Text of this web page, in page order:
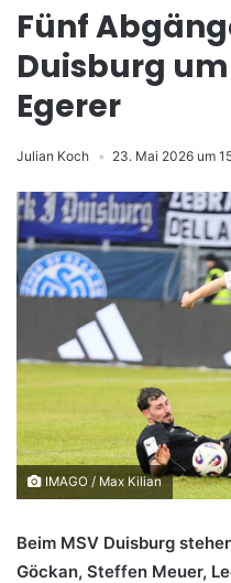
Fünf
Duisburg
Egerer
Julian Koch 23. Mai 2026 um
IMAGO / Max Kilian
Beim MSV Duisburg
Göckan, Steffen Meuer,